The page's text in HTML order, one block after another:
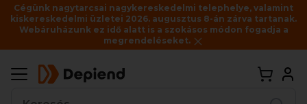
Cégünk nagytarcsai nagykereskedelmi telephelye, valamint
kiskereskedelmi üzletei 2026. augusztus 8-án zárva tartanak.
Webáruházunk ez idő alatt is a szokásos módon fogadja a
megrendeléseket.